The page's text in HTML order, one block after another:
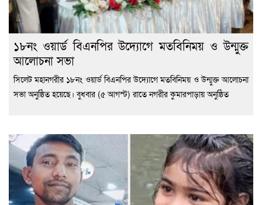
১৮নং ওয়ার্ড বিএনপির উদ্যোগে মতবিনিময় ও উন্মুক্ত
আলোচনা সভা
সিলেট মহানগরীর ১৮নং ওয়ার্ড বিএনপির উদ্যোগে মতবিনিময় ও উন্মুক্ত আলোচনা
সভা অনুষ্ঠিত হয়েছে। বুধবার (৫ আগস্ট) রাতে নগরীর কুমারপাড়ায় অনুষ্ঠিত